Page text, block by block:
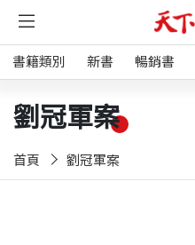
書籍類別 新書 暢銷書
劉冠軍案
首頁 劉冠軍案